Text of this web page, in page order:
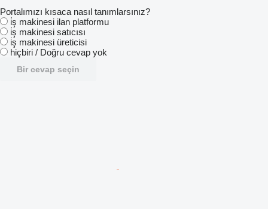
Portalımızı kısaca nasıl tanımlarsınız?
i̇ş makinesi ilan platformu
i̇ş makinesi satıcısı
i̇ş makinesi üreticisi
hiçbiri / Doğru cevap yok
Bir cevap seçin